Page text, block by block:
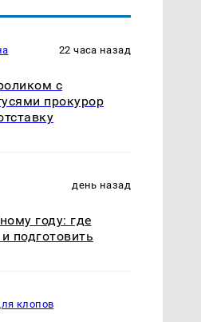
22 часа назад
с
прокурор
день назад
году: где
подготовить
клопов